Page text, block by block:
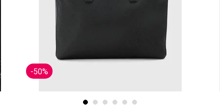
-50%